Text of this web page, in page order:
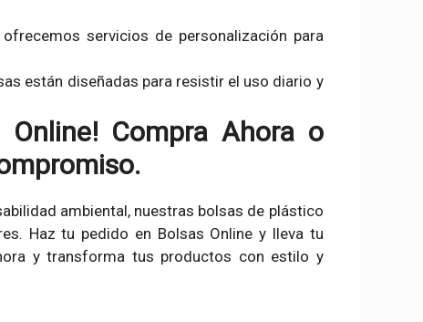
servicios de personalización para
están diseñadas para resistir el uso diario y
Compra Ahora o
ambiental, nuestras bolsas de plástico
Haz tu pedido en Bolsas Online y lleva tu
y transforma tus productos con estilo y